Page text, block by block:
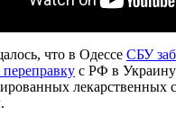
что в Одессе СБУ
с РФ в Украину
лекарственных